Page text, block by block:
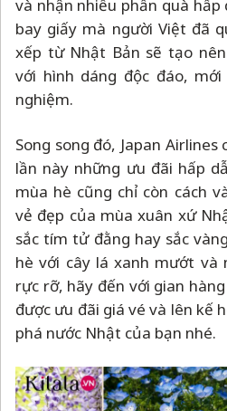
và nhận nhiều phần quà hấp
bay giấy mà người Việt đã
xếp từ Nhật Bản sẽ tạo
với hình dáng độc đáo,
nghiệm.
Song song đó, Japan
lần này những ưu đãi hấp
mùa hè cũng chỉ còn cách
vẻ đẹp của mùa xuân xứ
sắc tím tử đằng hay sắc
hè với cây lá xanh mướt và
rực rỡ, hãy đến với gian
được ưu đãi giá vé và lên kế
phá nước Nhật của bạn nhé.